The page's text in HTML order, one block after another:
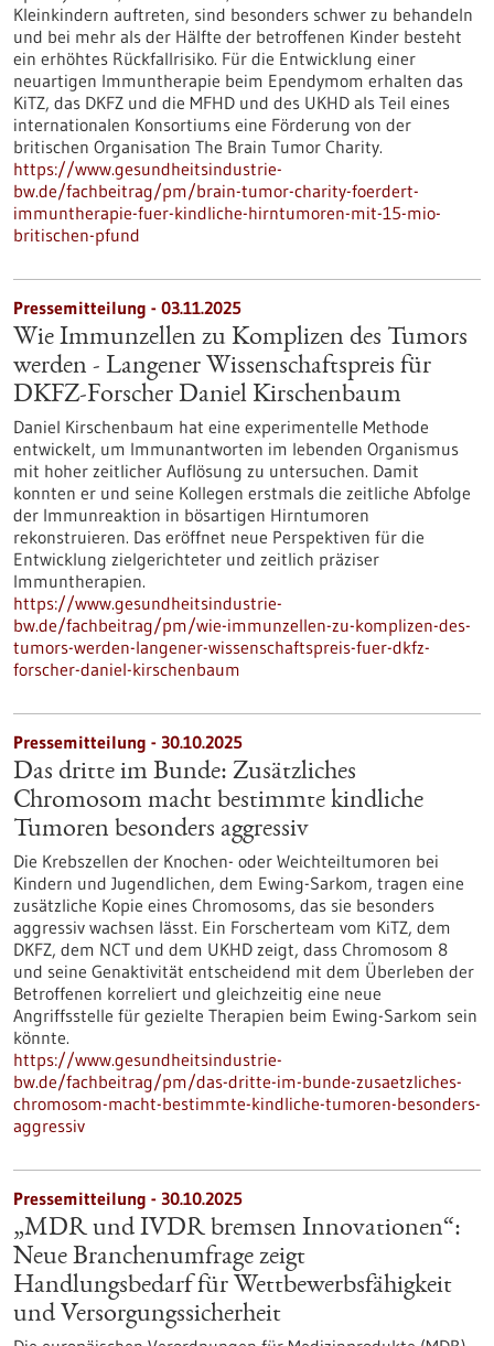
Kleinkindern auftreten, sind besonders schwer zu behandeln
und bei mehr als der Hälfte der betroffenen Kinder besteht
ein erhöhtes Rückfallrisiko. Für die Entwicklung einer
neuartigen Immuntherapie beim Ependymom erhalten das
KiTZ, das DKFZ und die MFHD und des UKHD als Teil eines
internationalen Konsortiums eine Förderung von der
britischen Organisation The Brain Tumor Charity.
https://www.gesundheitsindustrie-
bw.de/fachbeitrag/pm/brain-tumor-charity-foerdert-
immuntherapie-fuer-kindliche-hirntumoren-mit-15-mio-
britischen-pfund
Pressemitteilung - 03.11.2025
Wie Immunzellen zu Komplizen des Tumors
werden - Langener Wissenschaftspreis für
DKFZ-Forscher Daniel Kirschenbaum
Daniel Kirschenbaum hat eine experimentelle Methode
entwickelt, um Immunantworten im lebenden Organismus
mit hoher zeitlicher Auflösung zu untersuchen. Damit
konnten er und seine Kollegen erstmals die zeitliche Abfolge
der Immunreaktion in bösartigen Hirntumoren
rekonstruieren. Das eröffnet neue Perspektiven für die
Entwicklung zielgerichteter und zeitlich präziser
Immuntherapien.
https://www.gesundheitsindustrie-
bw.de/fachbeitrag/pm/wie-immunzellen-zu-komplizen-des-
tumors-werden-langener-wissenschaftspreis-fuer-dkfz-
forscher-daniel-kirschenbaum
Pressemitteilung - 30.10.2025
Das dritte im Bunde: Zusätzliches
Chromosom macht bestimmte kindliche
Tumoren besonders aggressiv
Die Krebszellen der Knochen- oder Weichteiltumoren bei
Kindern und Jugendlichen, dem Ewing-Sarkom, tragen eine
zusätzliche Kopie eines Chromosoms, das sie besonders
aggressiv wachsen lässt. Ein Forscherteam vom KiTZ, dem
DKFZ, dem NCT und dem UKHD zeigt, dass Chromosom 8
und seine Genaktivität entscheidend mit dem Überleben der
Betroffenen korreliert und gleichzeitig eine neue
Angriffsstelle für gezielte Therapien beim Ewing-Sarkom sein
könnte.
https://www.gesundheitsindustrie-
bw.de/fachbeitrag/pm/das-dritte-im-bunde-zusaetzliches-
chromosom-macht-bestimmte-kindliche-tumoren-besonders-
aggressiv
Pressemitteilung - 30.10.2025
„MDR und IVDR bremsen Innovationen“:
Neue Branchenumfrage zeigt
Handlungsbedarf für Wettbewerbsfähigkeit
und Versorgungssicherheit